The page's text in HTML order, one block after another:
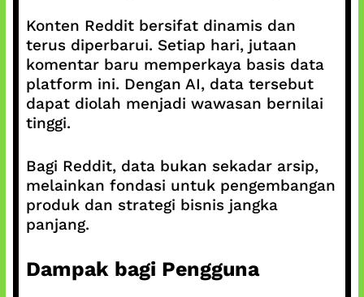
Konten Reddit bersifat dinamis dan
terus diperbarui. Setiap hari, jutaan
komentar baru memperkaya basis data
platform ini. Dengan AI, data tersebut
dapat diolah menjadi wawasan bernilai
tinggi.
Bagi Reddit, data bukan sekadar arsip,
melainkan fondasi untuk pengembangan
produk dan strategi bisnis jangka
panjang.
Dampak bagi Pengguna